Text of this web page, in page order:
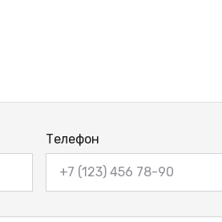
Телефон